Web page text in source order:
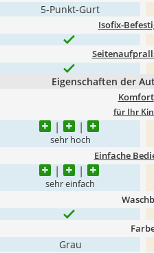
5-Punkt-Gurt
Isofix-
Eigenschaften der
Komfort
für Ihr
sehr hoch
Einfache
sehr einfach
Grau